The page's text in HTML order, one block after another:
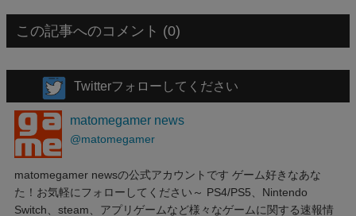
この記事へのコメント (0)
Twitterフォローしてください
matomegamer news
@matomegamer
matomegamer newsの公式アカウントです ゲーム好きなあな
た！お気軽にフォローしてください～ PS4/PS5、Nintendo
Switch、steam、アプリゲームなど様々なゲームに関する速報情